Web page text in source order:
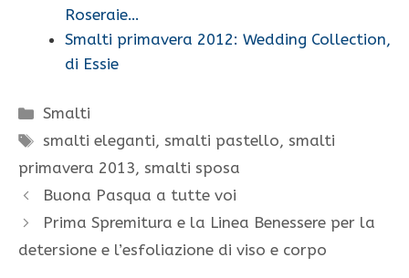
Roseraie…
Smalti primavera 2012: Wedding Collection,
di Essie
Categorie
Smalti
Tag
smalti eleganti,smalti pastello,smalti
primavera 2013, smalti sposa
Buona Pasqua a tutte voi
Prima Spremitura e la Linea Benessere per la
detersione e l’esfoliazione di viso e corpo